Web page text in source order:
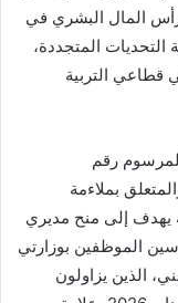
المال البشري في
التحديات المتجددة،
قطاعي التربية
رقم
الصادر بتاريخ 15 مارس 2023، والمتعلق بملاءمة
يهدف إلى منح مديري
الموظفين بوزارتي
الذين يزاولون